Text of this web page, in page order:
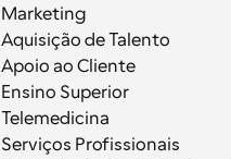
Marketing
Aquisição de Talento
Apoio ao Cliente
Ensino Superior
Telemedicina
Serviços Profissionais